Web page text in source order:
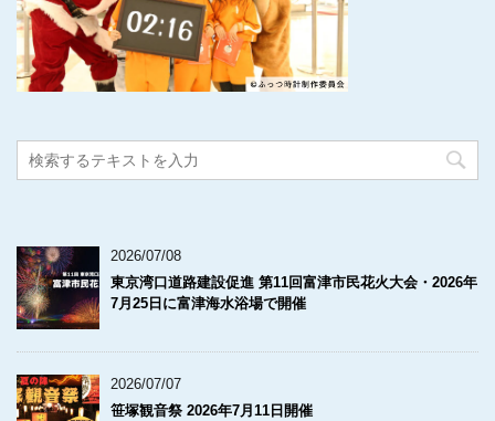
2026/07/08
東京湾口道路建設促進 第11回富津市民花火大会・2026年
7月25日に富津海水浴場で開催
2026/07/07
笹塚観音祭 2026年7月11日開催